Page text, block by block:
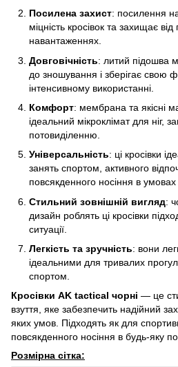
Посилена захист: посилення
міцність кросівок та захищає
навантаженнях.
Довговічність: литий підошва
до зношування і зберігає свою
інтенсивному використанні.
Комфорт: мембрана та якісні
ідеальний мікроклімат для ніг,
потовиділенню.
Універсальність: ці кросівки
занять спортом, активного
повсякденного носіння в умовах
Стильний зовнішній вигляд:
дизайн роблять ці кросівки
ситуації.
Легкість та зручність: вони
ідеальними для тривалих
спортом.
Кросівки AK tactical чорні — це
взуття, яке забезпечить надійний
яких умов. Підходять як для
повсякденного носіння в будь-яку
Розмірна сітка: